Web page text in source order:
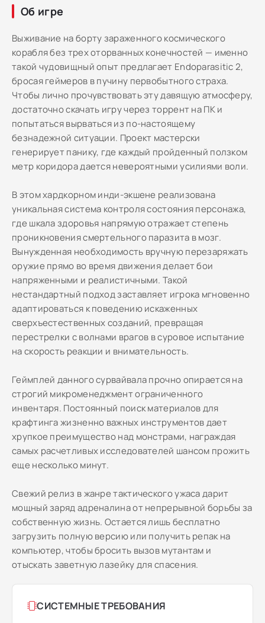
Об игре
Выживание на борту зараженного космического
корабля без трех оторванных конечностей — именно
такой чудовищный опыт предлагает Endoparasitic 2,
бросая геймеров в пучину первобытного страха.
Чтобы лично прочувствовать эту давящую атмосферу,
достаточно скачать игру через торрент на ПК и
попытаться вырваться из по-настоящему
безнадежной ситуации. Проект мастерски
генерирует панику, где каждый пройденный ползком
метр коридора дается невероятными усилиями воли.
В этом хардкорном инди-экшене реализована
уникальная система контроля состояния персонажа,
где шкала здоровья напрямую отражает степень
проникновения смертельного паразита в мозг.
Вынужденная необходимость вручную перезаряжать
оружие прямо во время движения делает бои
напряженными и реалистичными. Такой
нестандартный подход заставляет игрока мгновенно
адаптироваться к поведению искаженных
сверхъестественных созданий, превращая
перестрелки с волнами врагов в суровое испытание
на скорость реакции и внимательность.
Геймплей данного сурвайвала прочно опирается на
строгий микроменеджмент ограниченного
инвентаря. Постоянный поиск материалов для
крафтинга жизненно важных инструментов дает
хрупкое преимущество над монстрами, награждая
самых расчетливых исследователей шансом прожить
еще несколько минут.
Свежий релиз в жанре тактического ужаса дарит
мощный заряд адреналина от непрерывной борьбы за
собственную жизнь. Остается лишь бесплатно
загрузить полную версию или получить репак на
компьютер, чтобы бросить вызов мутантам и
отыскать заветную лазейку для спасения.
СИСТЕМНЫЕ ТРЕБОВАНИЯ